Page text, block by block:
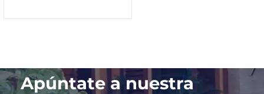
Apúntate a nuestra